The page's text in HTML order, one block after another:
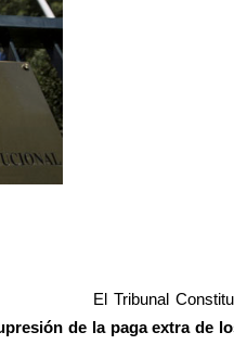
El Tribunal
de la paga extra de